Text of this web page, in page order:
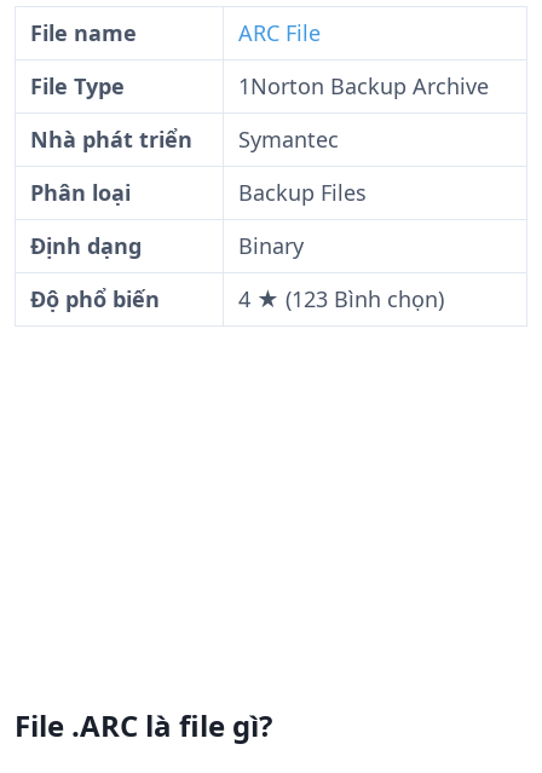
File name
ARC File
File Type
1Norton Backup Archive
Nhà phát triển
Symantec
Phân loại
Backup Files
Định dạng
Binary
Độ phổ biến
4 ★ (123 Bình chọn)
File .ARC là file gì?